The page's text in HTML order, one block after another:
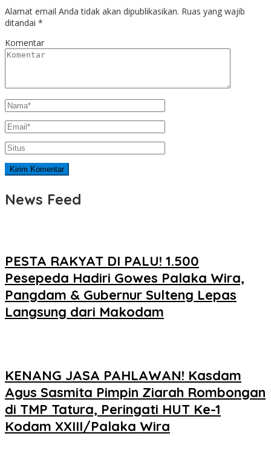
Alamat email Anda tidak akan dipublikasikan. Ruas yang wajib
ditandai *
Komentar
News Feed
PESTA RAKYAT DI PALU! 1.500
Pesepeda Hadiri Gowes Palaka Wira,
Pangdam & Gubernur Sulteng Lepas
Langsung dari Makodam
KENANG JASA PAHLAWAN! Kasdam
Agus Sasmita Pimpin Ziarah Rombongan
di TMP Tatura, Peringati HUT Ke-1
Kodam XXIII/Palaka Wira